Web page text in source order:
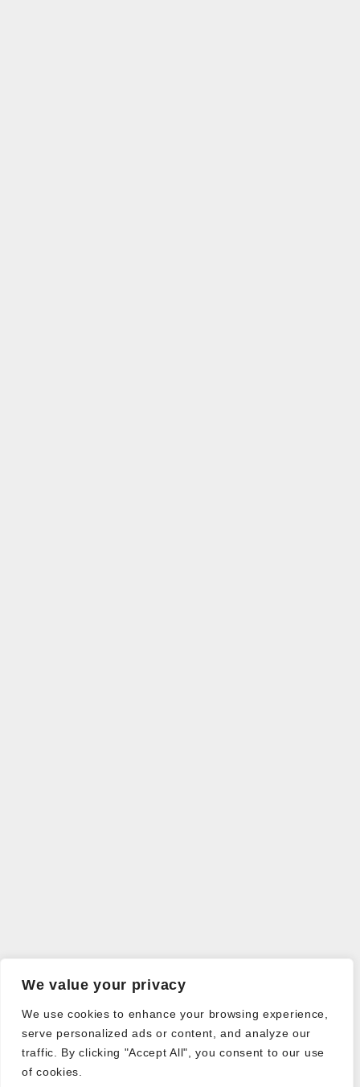
We value your privacy
We use cookies to enhance your browsing experience,
serve personalized ads or content, and analyze our
traffic. By clicking "Accept All", you consent to our use
of cookies.